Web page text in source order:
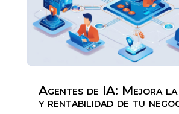
Agentes de IA: Mejora la
y rentabilidad de tu